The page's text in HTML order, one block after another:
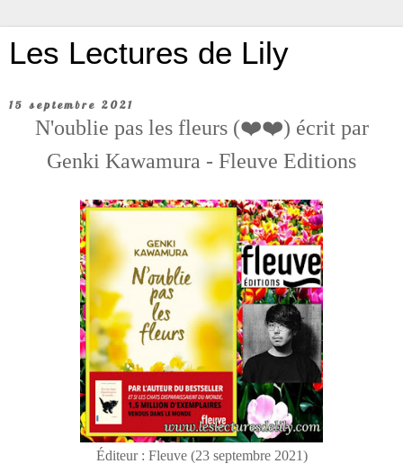
Les Lectures de Lily
15 septembre 2021
N'oublie pas les fleurs (❤️❤️) écrit par
Genki Kawamura - Fleuve Editions
Éditeur : Fleuve (23 septembre 2021)